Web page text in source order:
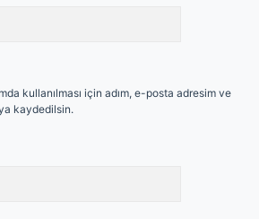
kullanılması için adım, e-posta adresim ve
kaydedilsin.